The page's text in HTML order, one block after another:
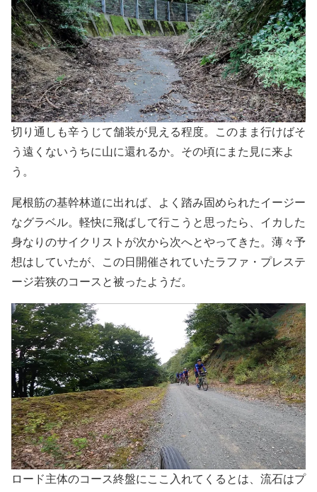
切り通しも辛うじて舗装が見える程度。このまま行けばそ
う遠くないうちに山に還れるか。その頃にまた見に来よ
う。
尾根筋の基幹林道に出れば、よく踏み固められたイージー
なグラベル。軽快に飛ばして行こうと思ったら、イカした
身なりのサイクリストが次から次へとやってきた。薄々予
想はしていたが、この日開催されていたラファ・プレステ
ージ若狭のコースと被ったようだ。
ロード主体のコース終盤にここ入れてくるとは、流石はプ